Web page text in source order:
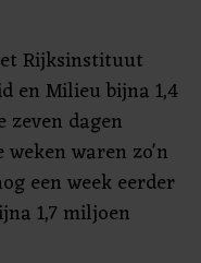
Rijksinstituut
en Milieu bijna 1,4
dagen
weken waren zo'n
een week eerder
1,7 miljoen